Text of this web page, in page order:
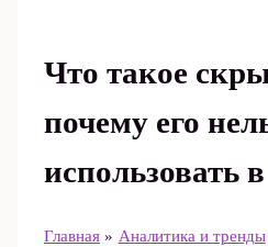
Что такое
почему его
использовать в
Главная
Аналитика и тренды